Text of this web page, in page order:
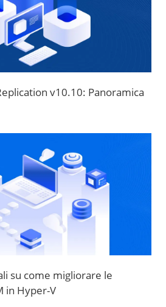
v10.10: Panoramica
su come migliorare le
in Hyper-V